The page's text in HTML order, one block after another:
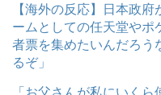
【海外の反応】日本政
ームとしての任天堂や
者票を集めたいんだろう
るぞ」
「お父さんが私にいく